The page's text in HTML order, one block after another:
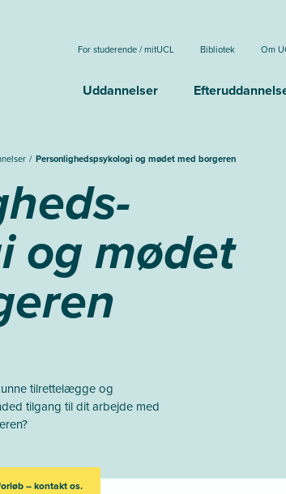
For studerende / mitUCL Bibliotek Om
Uddannelser
Personlighedspsykologi og mødet med borgeren
og mødet
tilrettelægge og
tilgang til dit arbejde med
– kontakt os.